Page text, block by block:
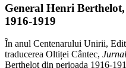
Image
General Henri
1916-1919
În anul Centenarului Unirii,
traducerea Oltiței Cântec,
Berthelot din perioada 1916-